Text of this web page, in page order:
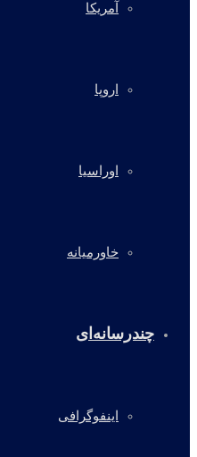
آمریکا
اروپا
اوراسیا
خاورمیانه
چندرسانه‌ای
اینفوگرافی